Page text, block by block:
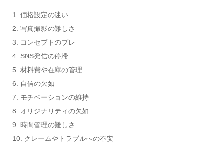
1. 価格設定の迷い
2. 写真撮影の難しさ
3. コンセプトのブレ
4. SNS発信の停滞
5. 材料費や在庫の管理
6. 自信の欠如
7. モチベーションの維持
8. オリジナリティの欠如
9. 時間管理の難しさ
10. クレームやトラブルへの不安